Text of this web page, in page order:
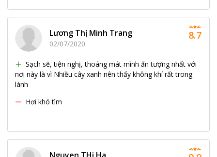
Lương Thị Minh Trang
02/07/2020
Sạch sẽ, tiện nghị, thoáng mát mình ấn tượng nhất với
nơi này là vì Nhiều cây xanh nên thấy không khí rất trong
lành
Hơi khó tìm
8.7